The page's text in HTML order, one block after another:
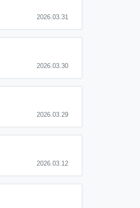
2026.03.31
2026.03.30
2026.03.29
2026.03.12